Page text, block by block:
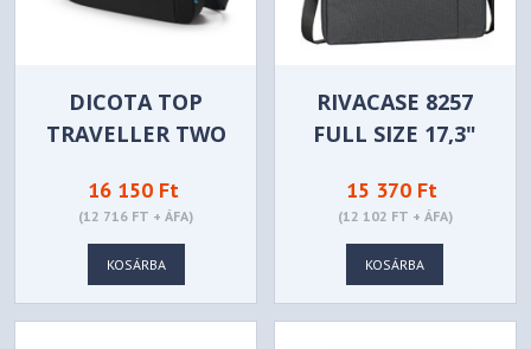
DICOTA TOP
TRAVELLER TWO
D3250805
16 150 Ft
(12 716 FT + ÁFA)
KOSÁRBA
RIVACASE 8257
FULL SIZE 17,3"
BLACK
15 370 Ft
(12 102 FT + ÁFA)
KOSÁRBA